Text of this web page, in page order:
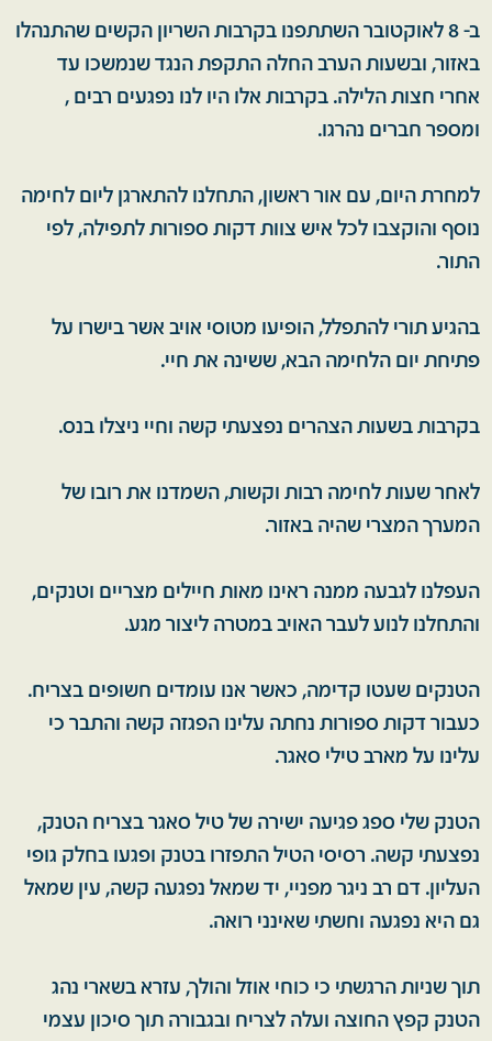
ב- 8 לאוקטובר השתתפנו בקרבות השריון הקשים שהתנהלו
באזור, ובשעות הערב החלה התקפת הנגד שנמשכו עד
אחרי חצות הלילה. בקרבות אלו היו לנו נפגעים רבים ,
ומספר חברים נהרגו.
למחרת היום, עם אור ראשון, התחלנו להתארגן ליום לחימה
נוסף והוקצבו לכל איש צוות דקות ספורות לתפילה, לפי
התור.
בהגיע תורי להתפלל, הופיעו מטוסי אויב אשר בישרו על
פתיחת יום הלחימה הבא, ששינה את חיי.
בקרבות בשעות הצהרים נפצעתי קשה וחיי ניצלו בנס.
לאחר שעות לחימה רבות וקשות, השמדנו את רובו של
המערך המצרי שהיה באזור.
העפלנו לגבעה ממנה ראינו מאות חיילים מצריים וטנקים,
והתחלנו לנוע לעבר האויב במטרה ליצור מגע.
הטנקים שעטו קדימה, כאשר אנו עומדים חשופים בצריח.
כעבור דקות ספורות נחתה עלינו הפגזה קשה והתבר כי
עלינו על מארב טילי סאגר.
הטנק שלי ספג פגיעה ישירה של טיל סאגר בצריח הטנק,
נפצעתי קשה. רסיסי הטיל התפזרו בטנק ופגעו בחלק גופי
העליון. דם רב ניגר מפניי, יד שמאל נפגעה קשה, עין שמאל
גם היא נפגעה וחשתי שאינני רואה.
תוך שניות הרגשתי כי כוחי אוזל והולך, עזרא בשארי נהג
הטנק קפץ החוצה ועלה לצריח ובגבורה תוך סיכון עצמי